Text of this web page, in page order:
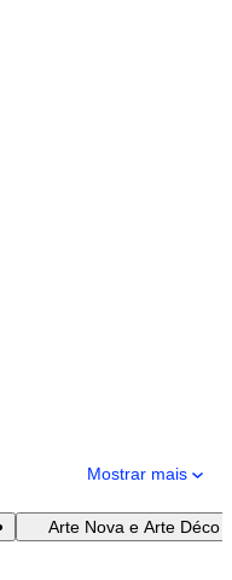
Mostrar mais
Arte Nova e Arte Déco